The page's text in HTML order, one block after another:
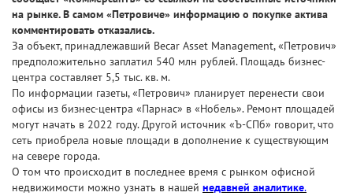
на рынке. В самом «Петровиче» информацию о покупке актива
комментировать отказались.
За объект, принадлежавший Becar Asset Management, «Петрович»
предположительно заплатил 540 млн рублей. Площадь бизнес-
центра составляет 5,5 тыс. кв. м.
По информации газеты, «Петрович» планирует перенести свои
офисы из бизнес-центра «Парнас» в «Нобель». Ремонт площадей
могут начать в 2022 году. Другой источник «Ъ-СПб» говорит, что
сеть приобрела новые площади в дополнение к существующим
на севере города.
О том что происходит в последнее время с рынком офисной
недвижимости можно узнать в нашей недавней аналитике.